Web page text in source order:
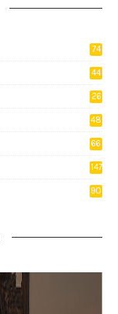
74
44
26
48
66
147
90